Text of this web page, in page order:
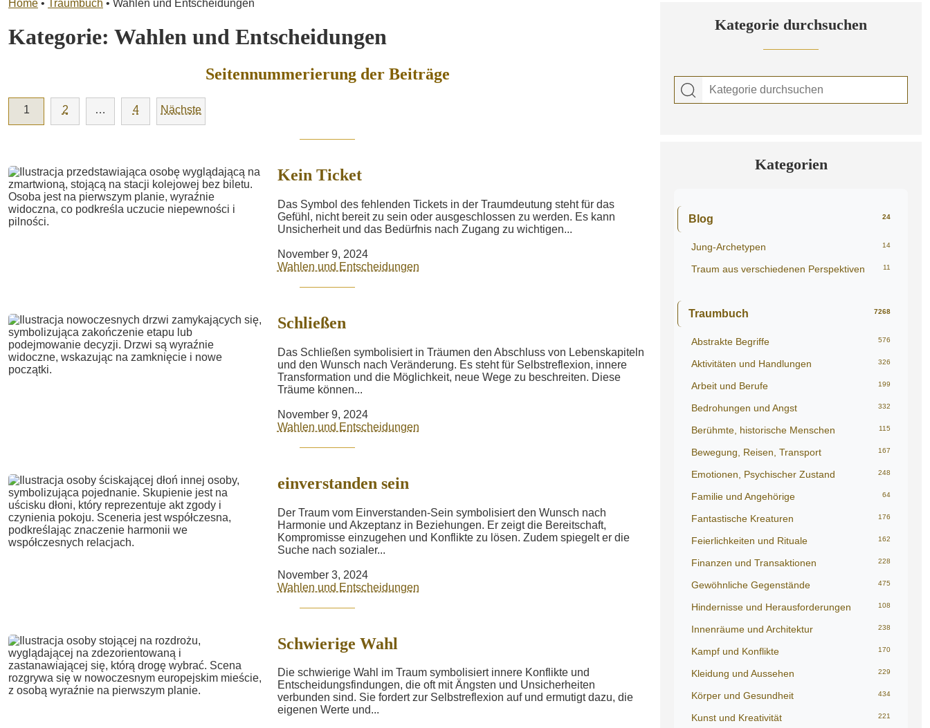
Home • Traumbuch • Wahlen und Entscheidungen
Kategorie: Wahlen und Entscheidungen
Seitennummerierung der Beiträge
1 2 … 4 Nächste
Kein Ticket
Das Symbol des fehlenden Tickets in der Traumdeutung steht für das
Gefühl, nicht bereit zu sein oder ausgeschlossen zu werden. Es kann
Unsicherheit und das Bedürfnis nach Zugang zu wichtigen...
November 9, 2024
Wahlen und Entscheidungen
Schließen
Das Schließen symbolisiert in Träumen den Abschluss von Lebenskapiteln
und den Wunsch nach Veränderung. Es steht für Selbstreflexion, innere
Transformation und die Möglichkeit, neue Wege zu beschreiten. Diese
Träume können...
November 9, 2024
Wahlen und Entscheidungen
einverstanden sein
Der Traum vom Einverstanden-Sein symbolisiert den Wunsch nach
Harmonie und Akzeptanz in Beziehungen. Er zeigt die Bereitschaft,
Kompromisse einzugehen und Konflikte zu lösen. Zudem spiegelt er die
Suche nach sozialer...
November 3, 2024
Wahlen und Entscheidungen
Schwierige Wahl
Die schwierige Wahl im Traum symbolisiert innere Konflikte und
Entscheidungsfindungen, die oft mit Ängsten und Unsicherheiten
verbunden sind. Sie fordert zur Selbstreflexion auf und ermutigt dazu, die
eigenen Werte und...
Kategorie durchsuchen
Kategorien
Blog 24
Jung-Archetypen 14
Traum aus verschiedenen Perspektiven 11
Traumbuch 7268
Abstrakte Begriffe 576
Aktivitäten und Handlungen 326
Arbeit und Berufe 199
Bedrohungen und Angst 332
Berühmte, historische Menschen 115
Bewegung, Reisen, Transport 167
Emotionen, Psychischer Zustand 248
Familie und Angehörige 64
Fantastische Kreaturen 176
Feierlichkeiten und Rituale 162
Finanzen und Transaktionen 228
Gewöhnliche Gegenstände 475
Hindernisse und Herausforderungen 108
Innenräume und Architektur 238
Kampf und Konflikte 170
Kleidung und Aussehen 229
Körper und Gesundheit 434
Kunst und Kreativität 221